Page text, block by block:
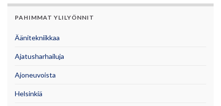
PAHIMMAT YLILYÖNNIT
Äänitekniikkaa
Ajatusharhailuja
Ajoneuvoista
Helsinkiä